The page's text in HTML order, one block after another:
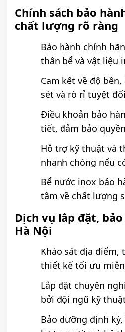
Chính sách bảo
chất lượng rõ ràng
Bảo hành chính
thân bể và vật liệu
Cam kết về độ
sét và rò rỉ tuyệt
Điều khoản bảo
tiết, đảm bảo
Hỗ trợ kỹ thuật và
nhanh chóng nếu
Bể nước inox bảo
tâm về chất lượng
Dịch vụ lắp đặt,
Hà Nội
Khảo sát địa điểm,
thiết kế tối ưu
Lắp đặt chuyên
bởi đội ngũ kỹ
Bảo dưỡng định